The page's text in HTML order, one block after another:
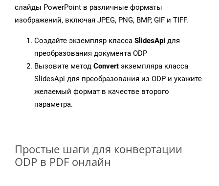
слайды PowerPoint в различные форматы
изображений, включая JPEG, PNG, BMP, GIF и TIFF.
Создайте экземпляр класса SlidesApi для
преобразования документа ODP
Вызовите метод Convert экземпляра класса
SlidesApi для преобразования из ODP и укажите
желаемый формат в качестве второго
параметра.
Простые шаги для конвертации
ODP в PDF онлайн